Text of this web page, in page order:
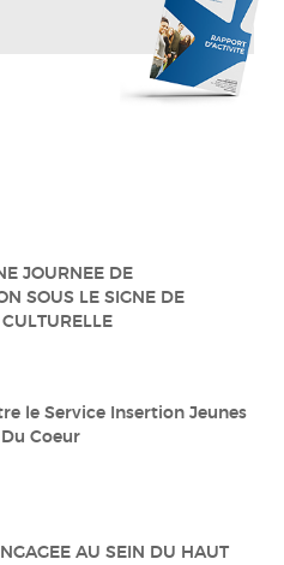
JOURNEE DE
SOUS LE SIGNE DE
CULTURELLE
le Service Insertion Jeunes
Coeur
AU SEIN DU HAUT